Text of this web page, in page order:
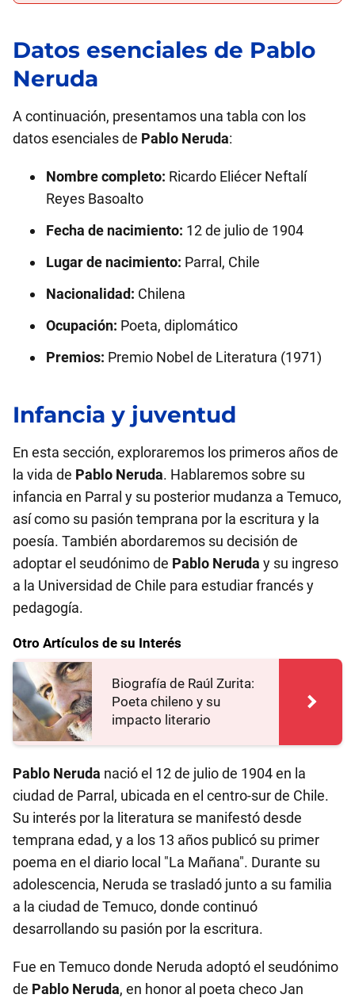
Datos esenciales de Pablo
Neruda
A continuación, presentamos una tabla con los
datos esenciales de Pablo Neruda:
Nombre completo: Ricardo Eliécer Neftalí
Reyes Basoalto
Fecha de nacimiento: 12 de julio de 1904
Lugar de nacimiento: Parral, Chile
Nacionalidad: Chilena
Ocupación: Poeta, diplomático
Premios: Premio Nobel de Literatura (1971)
Infancia y juventud
En esta sección, exploraremos los primeros años de
la vida de Pablo Neruda. Hablaremos sobre su
infancia en Parral y su posterior mudanza a Temuco,
así como su pasión temprana por la escritura y la
poesía. También abordaremos su decisión de
adoptar el seudónimo de Pablo Neruda y su ingreso
a la Universidad de Chile para estudiar francés y
pedagogía.
Otro Artículos de su Interés
Biografía de Raúl Zurita:
Poeta chileno y su
impacto literario
Pablo Neruda nació el 12 de julio de 1904 en la
ciudad de Parral, ubicada en el centro-sur de Chile.
Su interés por la literatura se manifestó desde
temprana edad, y a los 13 años publicó su primer
poema en el diario local "La Mañana". Durante su
adolescencia, Neruda se trasladó junto a su familia
a la ciudad de Temuco, donde continuó
desarrollando su pasión por la escritura.
Fue en Temuco donde Neruda adoptó el seudónimo
de Pablo Neruda, en honor al poeta checo Jan